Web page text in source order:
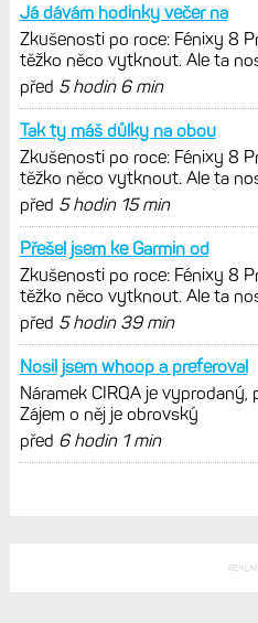
Já dávám hodinky večer na
Zkušenosti po roce: Fénixy 8
těžko něco vytknout. Ale ta
před 5 hodin 6 min
Tak ty máš důlky na obou
Zkušenosti po roce: Fénixy 8
těžko něco vytknout. Ale ta
před 5 hodin 15 min
Přešel jsem ke Garmin od
Zkušenosti po roce: Fénixy 8
těžko něco vytknout. Ale ta
před 5 hodin 39 min
Nosil jsem whoop a preferoval
Náramek CIRQA je
Zájem o něj je obrovský
před 6 hodin 1 min